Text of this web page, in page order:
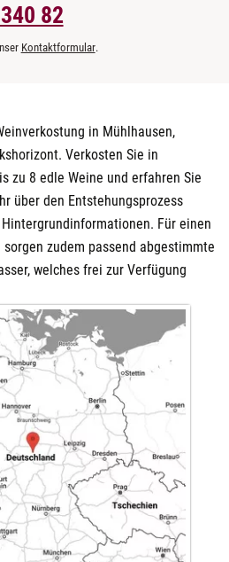
82
Kontaktformular.
in Mühlhausen,
Verkosten Sie in
zu 8 edle Weine und erfahren Sie
über den Entstehungsprozess
Für einen
zudem passend abgestimmte
welches frei zur Verfügung